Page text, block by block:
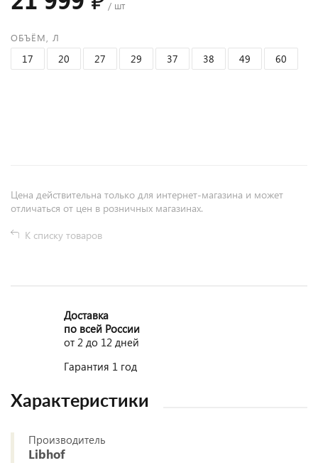
/ шт
ОБЪЁМ, Л
17 20 27 29 37 38 49 60
Цена действительна только для интернет-магазина и может
отличаться от цен в розничных магазинах.
К списку товаров
Доставка
по всей России
от 2 до 12 дней
Гарантия 1 год
Характеристики
Производитель
Libhof